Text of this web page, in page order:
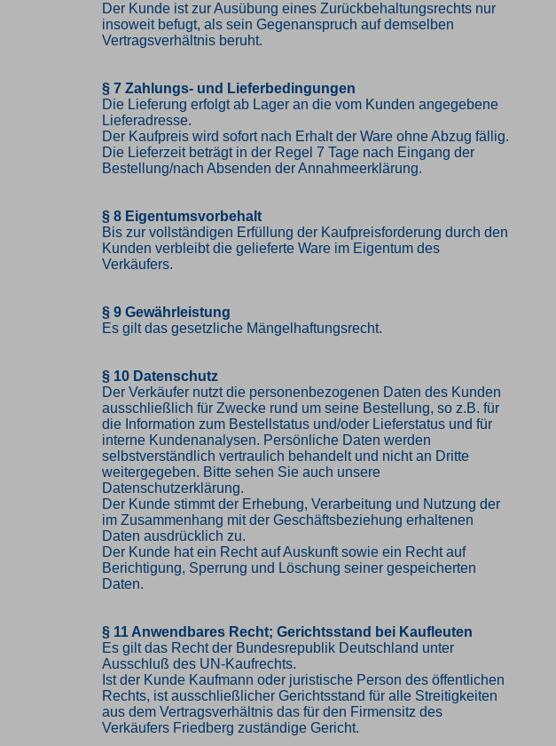
Der Kunde ist zur Ausübung eines Zurückbehaltungsrechts nur
insoweit befugt, als sein Gegenanspruch auf demselben
Vertragsverhältnis beruht.
§ 7 Zahlungs- und Lieferbedingungen
Die Lieferung erfolgt ab Lager an die vom Kunden angegebene
Lieferadresse.
Der Kaufpreis wird sofort nach Erhalt der Ware ohne Abzug fällig.
Die Lieferzeit beträgt in der Regel 7 Tage nach Eingang der
Bestellung/nach Absenden der Annahmeerklärung.
§ 8 Eigentumsvorbehalt
Bis zur vollständigen Erfüllung der Kaufpreisforderung durch den
Kunden verbleibt die gelieferte Ware im Eigentum des
Verkäufers.
§ 9 Gewährleistung
Es gilt das gesetzliche Mängelhaftungsrecht.
§ 10 Datenschutz
Der Verkäufer nutzt die personenbezogenen Daten des Kunden
ausschließlich für Zwecke rund um seine Bestellung, so z.B. für
die Information zum Bestellstatus und/oder Lieferstatus und für
interne Kundenanalysen. Persönliche Daten werden
selbstverständlich vertraulich behandelt und nicht an Dritte
weitergegeben. Bitte sehen Sie auch unsere
Datenschutzerklärung.
Der Kunde stimmt der Erhebung, Verarbeitung und Nutzung der
im Zusammenhang mit der Geschäftsbeziehung erhaltenen
Daten ausdrücklich zu.
Der Kunde hat ein Recht auf Auskunft sowie ein Recht auf
Berichtigung, Sperrung und Löschung seiner gespeicherten
Daten.
§ 11 Anwendbares Recht; Gerichtsstand bei Kaufleuten
Es gilt das Recht der Bundesrepublik Deutschland unter
Ausschluß des UN-Kaufrechts.
Ist der Kunde Kaufmann oder juristische Person des öffentlichen
Rechts, ist ausschließlicher Gerichtsstand für alle Streitigkeiten
aus dem Vertragsverhältnis das für den Firmensitz des
Verkäufers Friedberg zuständige Gericht.